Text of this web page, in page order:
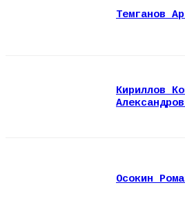
Темганов
Кириллов
Осокин